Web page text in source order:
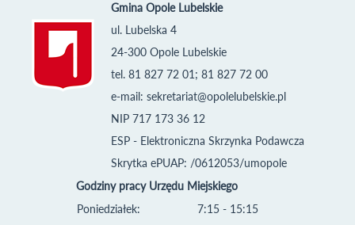
Gmina Opole Lubelskie
ul. Lubelska 4
24-300 Opole Lubelskie
tel. 81 827 72 01; 81 827 72 00
e-mail: sekretariat@opolelubelskie.pl
NIP 717 173 36 12
ESP - Elektroniczna Skrzynka Podawcza
Skrytka ePUAP: /0612053/umopole
Godziny pracy Urzędu Miejskiego
Poniedziałek:
7:15 - 15:15